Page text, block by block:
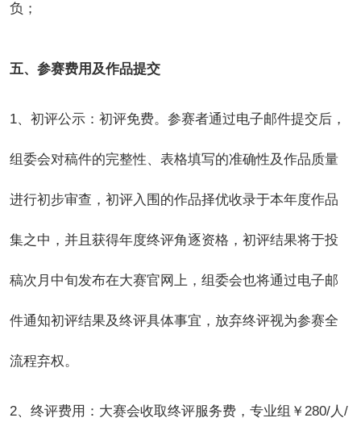
负；
五、参赛费用及作品提交
1、初评公示：初评免费。参赛者通过电子邮件提交后，
组委会对稿件的完整性、表格填写的准确性及作品质量
进行初步审查，初评入围的作品择优收录于本年度作品
集之中，并且获得年度终评角逐资格，初评结果将于投
稿次月中旬发布在大赛官网上，组委会也将通过电子邮
件通知初评结果及终评具体事宜，放弃终评视为参赛全
流程弃权。
2、终评费用：大赛会收取终评服务费，专业组￥280/人/